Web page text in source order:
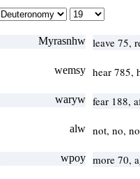
Myrasnhw leave 75,
wemsy hear 785,
waryw fear 188,
alw not, no,
wpoy more 70,